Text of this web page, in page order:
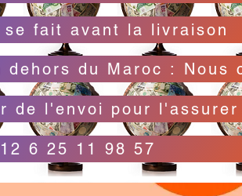
se fait avant la livraison
du Maroc : Nous
6 25 11 98 57